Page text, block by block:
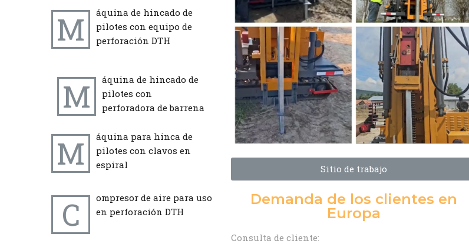
M
áquina de hincado de
pilotes con equipo de
perforación DTH
M
áquina de hincado de
pilotes con
perforadora de barrena
M
áquina para hinca de
pilotes con clavos en
espiral
C
ompresor de aire para uso
en perforación DTH
Sitio de trabajo
Demanda de los clientes en
Europa
Consulta de cliente: